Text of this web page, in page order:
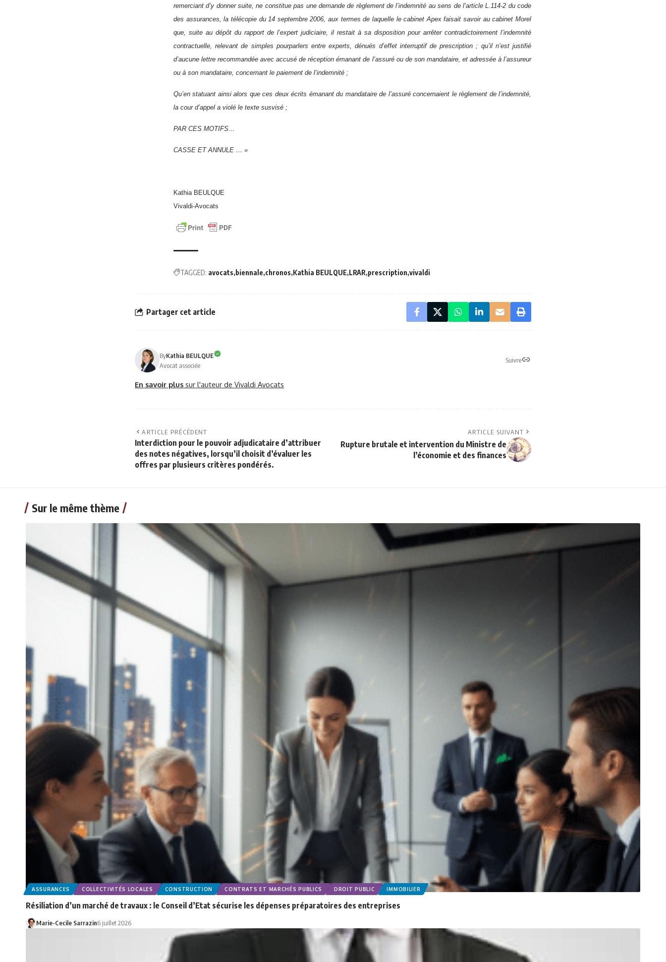
remerciant d’y donner suite, ne constitue pas une demande de règlement de l’indemnité au sens de l’article L.114-2 du code
des assurances, la télécopie du 14 septembre 2006, aux termes de laquelle le cabinet Apex faisait savoir au cabinet Morel
que, suite au dépôt du rapport de l’expert judiciaire, il restait à sa disposition pour arrêter contradictoirement l’indemnité
contractuelle, relevant de simples pourparlers entre experts, dénués d’effet interruptif de prescription ; qu’il n’est justifié
d’aucune lettre recommandée avec accusé de réception émanant de l’assuré ou de son mandataire, et adressée à l’assureur
ou à son mandataire, concernant le paiement de l’indemnité ;
Qu’en statuant ainsi alors que ces deux écrits émanant du mandataire de l’assuré concernaient le règlement de l’indemnité,
la cour d’appel a violé le texte susvisé ;
PAR CES MOTIFS…
CASSE ET ANNULE … »
Kathia BEULQUE
Vivaldi-Avocats
TAGGED: avocats biennale chronos Kathia BEULQUE LRAR prescription vivaldi
Partager cet article
ByKathia BEULQUE
Avocat associée
Suivre
En savoir plus sur l'auteur de Vivaldi Avocats
ARTICLE PRÉCÉDENT
Interdiction pour le pouvoir adjudicataire d’attribuer
des notes négatives, lorsqu’il choisit d’évaluer les
offres par plusieurs critères pondérés.
ARTICLE SUIVANT
Rupture brutale et intervention du Ministre de
l’économie et des finances
Sur le même thème
ASSURANCES COLLECTIVITÉS LOCALES CONSTRUCTION CONTRATS ET MARCHÉS PUBLICS DROIT PUBLIC IMMOBILIER
Résiliation d’un marché de travaux : le Conseil d’Etat sécurise les dépenses préparatoires des entreprises
Marie-Cecile Sarrazin6 juillet 2026